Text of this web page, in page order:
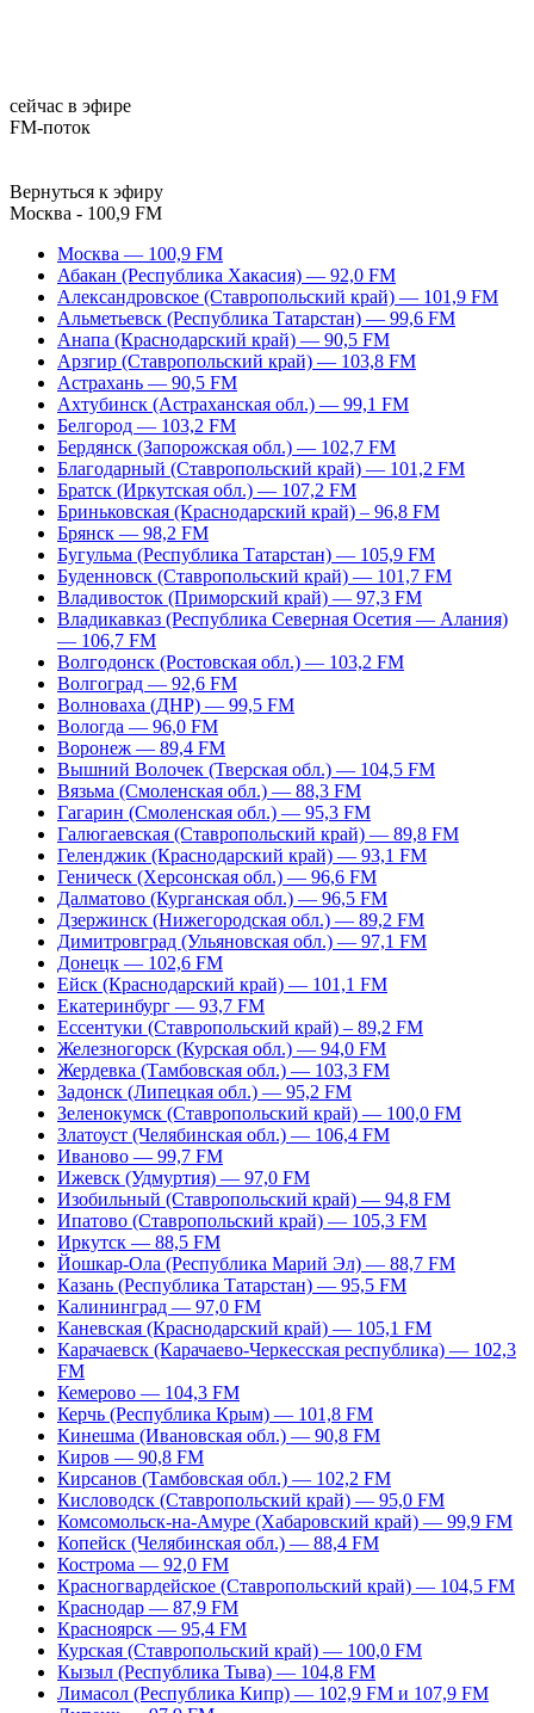
сейчас в эфире
FM-поток
Вернуться к эфиру
Москва - 100,9 FM
Москва — 100,9 FM
Абакан (Республика Хакасия) — 92,0 FM
Александровское (Ставропольский край) — 101,9 FM
Альметьевск (Республика Татарстан) — 99,6 FM
Анапа (Краснодарский край) — 90,5 FM
Арзгир (Ставропольский край) — 103,8 FM
Астрахань — 90,5 FM
Ахтубинск (Астраханская обл.) — 99,1 FM
Белгород — 103,2 FM
Бердянск (Запорожская обл.) — 102,7 FM
Благодарный (Ставропольский край) — 101,2 FM
Братск (Иркутская обл.) — 107,2 FM
Бриньковская (Краснодарский край) – 96,8 FM
Брянск — 98,2 FM
Бугульма (Республика Татарстан) — 105,9 FM
Буденновск (Ставропольский край) — 101,7 FM
Владивосток (Приморский край) — 97,3 FM
Владикавказ (Республика Северная Осетия — Алания)
— 106,7 FM
Волгодонск (Ростовская обл.) — 103,2 FM
Волгоград — 92,6 FM
Волноваха (ДНР) — 99,5 FM
Вологда — 96,0 FM
Воронеж — 89,4 FM
Вышний Волочек (Тверская обл.) — 104,5 FM
Вязьма (Смоленская обл.) — 88,3 FM
Гагарин (Смоленская обл.) — 95,3 FM
Галюгаевская (Ставропольский край) — 89,8 FM
Геленджик (Краснодарский край) — 93,1 FM
Геническ (Херсонская обл.) — 96,6 FM
Далматово (Курганская обл.) — 96,5 FM
Дзержинск (Нижегородская обл.) — 89,2 FM
Димитровград (Ульяновская обл.) — 97,1 FM
Донецк — 102,6 FM
Ейск (Краснодарский край) — 101,1 FM
Екатеринбург — 93,7 FM
Ессентуки (Ставропольский край) – 89,2 FM
Железногорск (Курская обл.) — 94,0 FM
Жердевка (Тамбовская обл.) — 103,3 FM
Задонск (Липецкая обл.) — 95,2 FM
Зеленокумск (Ставропольский край) — 100,0 FM
Златоуст (Челябинская обл.) — 106,4 FM
Иваново — 99,7 FM
Ижевск (Удмуртия) — 97,0 FM
Изобильный (Ставропольский край) — 94,8 FM
Ипатово (Ставропольский край) — 105,3 FM
Иркутск — 88,5 FM
Йошкар-Ола (Республика Марий Эл) — 88,7 FM
Казань (Республика Татарстан) — 95,5 FM
Калининград — 97,0 FM
Каневская (Краснодарский край) — 105,1 FM
Карачаевск (Карачаево-Черкесская республика) — 102,3
FM
Кемерово — 104,3 FM
Керчь (Республика Крым) — 101,8 FM
Кинешма (Ивановская обл.) — 90,8 FM
Киров — 90,8 FM
Кирсанов (Тамбовская обл.) — 102,2 FM
Кисловодск (Ставропольский край) — 95,0 FM
Комсомольск-на-Амуре (Хабаровский край) — 99,9 FM
Копейск (Челябинская обл.) — 88,4 FM
Кострома — 92,0 FM
Красногвардейское (Ставропольский край) — 104,5 FM
Краснодар — 87,9 FM
Красноярск — 95,4 FM
Курская (Ставропольский край) — 100,0 FM
Кызыл (Республика Тыва) — 104,8 FM
Лимасол (Республика Кипр) — 102,9 FM и 107,9 FM